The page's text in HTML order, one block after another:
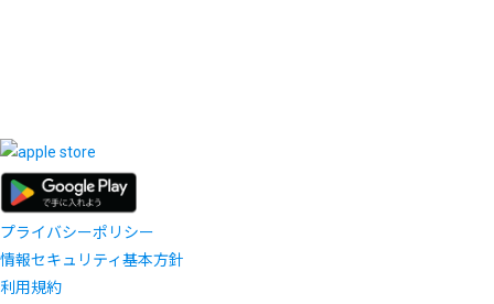
プライバシーポリシー
情報セキュリティ基本方針
利用規約